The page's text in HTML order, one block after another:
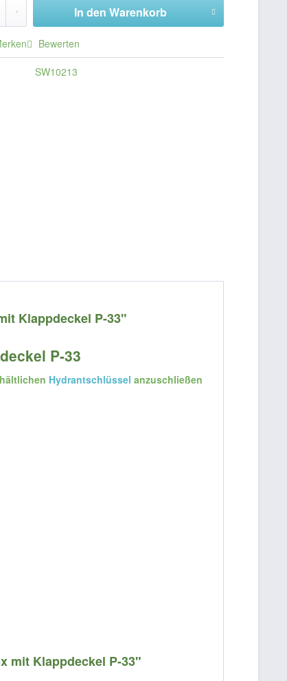
In den Warenkorb
Bewerten
SW10213
Klappdeckel P-33"
P-33
Hydrantschlüssel anzuschließen
mit Klappdeckel P-33"